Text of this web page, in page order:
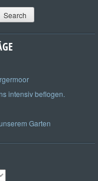
intensiv beflogen.
Garten